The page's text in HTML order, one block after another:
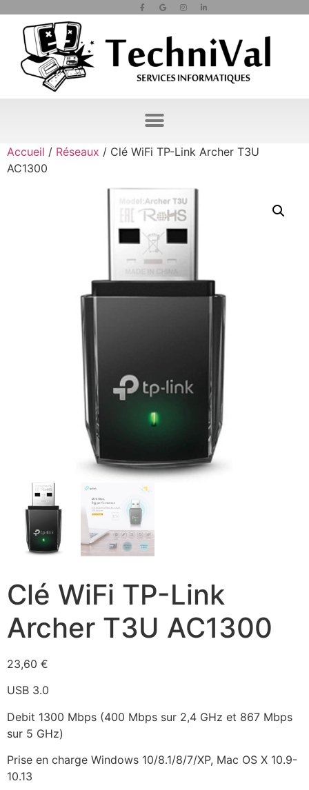
Accueil / Réseaux / Clé WiFi TP-Link Archer T3U
AC1300
Clé WiFi TP-Link
Archer T3U AC1300
23,60 €
USB 3.0
Debit 1300 Mbps (400 Mbps sur 2,4 GHz et 867 Mbps
sur 5 GHz)
Prise en charge Windows 10/8.1/8/7/XP, Mac OS X 10.9-
10.13